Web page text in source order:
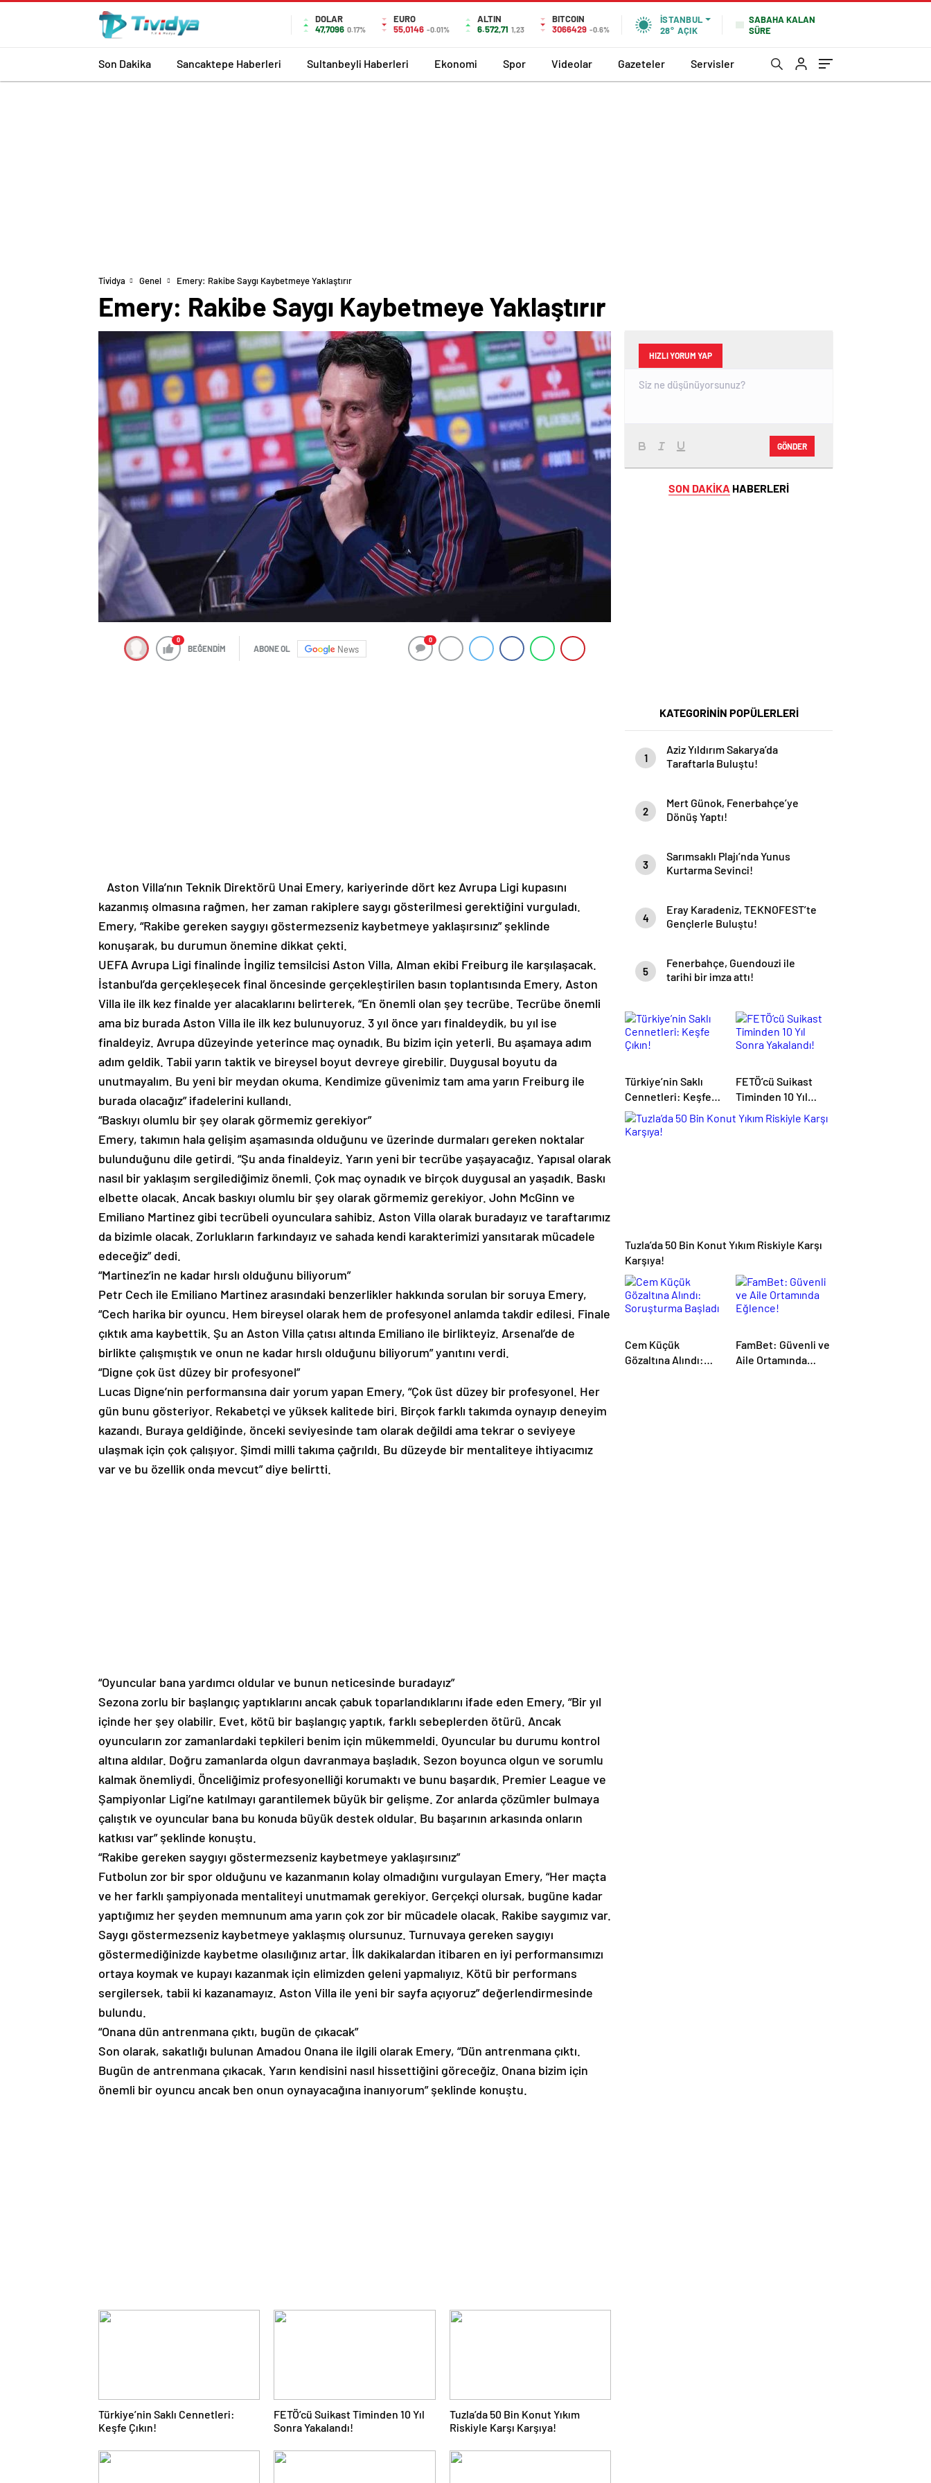
evden
DOLAR
47,7096 0.17%
EURO
55,0146 -0.01%
ALTIN
6.572,71 1,23
BITCOIN
3066429 -0.6%
İSTANBUL
28° AÇIK
SABAHA KALAN
SÜRE
Son Dakika Sancaktepe Haberleri Sultanbeyli Haberleri Ekonomi Spor Videolar Gazeteler Servisler
Tividya Genel Emery: Rakibe Saygı Kaybetmeye Yaklaştırır
Emery: Rakibe Saygı Kaybetmeye Yaklaştırır
0
BEĞENDİM ABONE OL News
0
Aston Villa’nın Teknik Direktörü Unai Emery, kariyerinde dört kez Avrupa Ligi kupasını
kazanmış olmasına rağmen, her zaman rakiplere saygı gösterilmesi gerektiğini vurguladı.
Emery, “Rakibe gereken saygıyı göstermezseniz kaybetmeye yaklaşırsınız” şeklinde
konuşarak, bu durumun önemine dikkat çekti.
UEFA Avrupa Ligi finalinde İngiliz temsilcisi Aston Villa, Alman ekibi Freiburg ile karşılaşacak.
İstanbul’da gerçekleşecek final öncesinde gerçekleştirilen basın toplantısında Emery, Aston
Villa ile ilk kez finalde yer alacaklarını belirterek, “En önemli olan şey tecrübe. Tecrübe önemli
ama biz burada Aston Villa ile ilk kez bulunuyoruz. 3 yıl önce yarı finaldeydik, bu yıl ise
finaldeyiz. Avrupa düzeyinde yeterince maç oynadık. Bu bizim için yeterli. Bu aşamaya adım
adım geldik. Tabii yarın taktik ve bireysel boyut devreye girebilir. Duygusal boyutu da
unutmayalım. Bu yeni bir meydan okuma. Kendimize güvenimiz tam ama yarın Freiburg ile
burada olacağız” ifadelerini kullandı.
“Baskıyı olumlu bir şey olarak görmemiz gerekiyor”
Emery, takımın hala gelişim aşamasında olduğunu ve üzerinde durmaları gereken noktalar
bulunduğunu dile getirdi. “Şu anda finaldeyiz. Yarın yeni bir tecrübe yaşayacağız. Yapısal olarak
nasıl bir yaklaşım sergilediğimiz önemli. Çok maç oynadık ve birçok duygusal an yaşadık. Baskı
elbette olacak. Ancak baskıyı olumlu bir şey olarak görmemiz gerekiyor. John McGinn ve
Emiliano Martinez gibi tecrübeli oyunculara sahibiz. Aston Villa olarak buradayız ve taraftarımız
da bizimle olacak. Zorlukların farkındayız ve sahada kendi karakterimizi yansıtarak mücadele
edeceğiz” dedi.
“Martinez’in ne kadar hırslı olduğunu biliyorum”
Petr Cech ile Emiliano Martinez arasındaki benzerlikler hakkında sorulan bir soruya Emery,
“Cech harika bir oyuncu. Hem bireysel olarak hem de profesyonel anlamda takdir edilesi. Finale
çıktık ama kaybettik. Şu an Aston Villa çatısı altında Emiliano ile birlikteyiz. Arsenal’de de
birlikte çalışmıştık ve onun ne kadar hırslı olduğunu biliyorum” yanıtını verdi.
“Digne çok üst düzey bir profesyonel”
Lucas Digne’nin performansına dair yorum yapan Emery, “Çok üst düzey bir profesyonel. Her
gün bunu gösteriyor. Rekabetçi ve yüksek kalitede biri. Birçok farklı takımda oynayıp deneyim
kazandı. Buraya geldiğinde, önceki seviyesinde tam olarak değildi ama tekrar o seviyeye
ulaşmak için çok çalışıyor. Şimdi milli takıma çağrıldı. Bu düzeyde bir mentaliteye ihtiyacımız
var ve bu özellik onda mevcut” diye belirtti.
“Oyuncular bana yardımcı oldular ve bunun neticesinde buradayız”
Sezona zorlu bir başlangıç yaptıklarını ancak çabuk toparlandıklarını ifade eden Emery, “Bir yıl
içinde her şey olabilir. Evet, kötü bir başlangıç yaptık, farklı sebeplerden ötürü. Ancak
oyuncuların zor zamanlardaki tepkileri benim için mükemmeldi. Oyuncular bu durumu kontrol
altına aldılar. Doğru zamanlarda olgun davranmaya başladık. Sezon boyunca olgun ve sorumlu
kalmak önemliydi. Önceliğimiz profesyonelliği korumaktı ve bunu başardık. Premier League ve
Şampiyonlar Ligi’ne katılmayı garantilemek büyük bir gelişme. Zor anlarda çözümler bulmaya
çalıştık ve oyuncular bana bu konuda büyük destek oldular. Bu başarının arkasında onların
katkısı var” şeklinde konuştu.
“Rakibe gereken saygıyı göstermezseniz kaybetmeye yaklaşırsınız”
Futbolun zor bir spor olduğunu ve kazanmanın kolay olmadığını vurgulayan Emery, “Her maçta
ve her farklı şampiyonada mentaliteyi unutmamak gerekiyor. Gerçekçi olursak, bugüne kadar
yaptığımız her şeyden memnunum ama yarın çok zor bir mücadele olacak. Rakibe saygımız var.
Saygı göstermezseniz kaybetmeye yaklaşmış olursunuz. Turnuvaya gereken saygıyı
göstermediğinizde kaybetme olasılığınız artar. İlk dakikalardan itibaren en iyi performansımızı
ortaya koymak ve kupayı kazanmak için elimizden geleni yapmalıyız. Kötü bir performans
sergilersek, tabii ki kazanamayız. Aston Villa ile yeni bir sayfa açıyoruz” değerlendirmesinde
bulundu.
“Onana dün antrenmana çıktı, bugün de çıkacak”
Son olarak, sakatlığı bulunan Amadou Onana ile ilgili olarak Emery, “Dün antrenmana çıktı.
Bugün de antrenmana çıkacak. Yarın kendisini nasıl hissettiğini göreceğiz. Onana bizim için
önemli bir oyuncu ancak ben onun oynayacağına inanıyorum” şeklinde konuştu.
Türkiye’nin Saklı Cennetleri:
Keşfe Çıkın!
FETÖ’cü Suikast Timinden 10 Yıl
Sonra Yakalandı!
Tuzla’da 50 Bin Konut Yıkım
Riskiyle Karşı Karşıya!
HIZLI YORUM YAP
GÖNDER
SON DAKİKA HABERLERİ
KATEGORİNİN POPÜLERLERİ
1
Aziz Yıldırım Sakarya’da
Taraftarla Buluştu!
2
Mert Günok, Fenerbahçe’ye
Dönüş Yaptı!
3
Sarımsaklı Plajı’nda Yunus
Kurtarma Sevinci!
4
Eray Karadeniz, TEKNOFEST’te
Gençlerle Buluştu!
5
Fenerbahçe, Guendouzi ile
tarihi bir imza attı!
Türkiye’nin Saklı
Cennetleri: Keşfe
Çıkın!
FETÖ’cü Suikast
Timinden 10 Yıl
Sonra Yakalandı!
Tuzla’da 50 Bin Konut Yıkım Riskiyle Karşı
Karşıya!
Cem Küçük
Gözaltına Alındı:
FamBet: Güvenli ve
Aile Ortamında